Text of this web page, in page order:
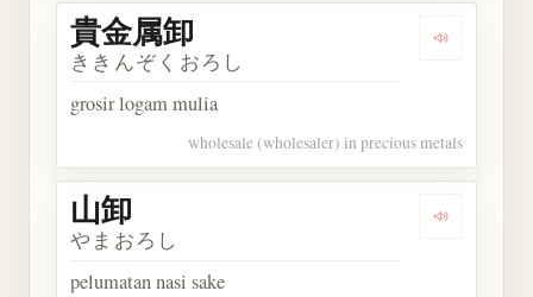
Dengarkan
貴金属卸
ききんぞくおろし
grosir logam mulia
wholesale (wholesaler) in precious metals
Dengarkan
山卸
やまおろし
pelumatan nasi sake